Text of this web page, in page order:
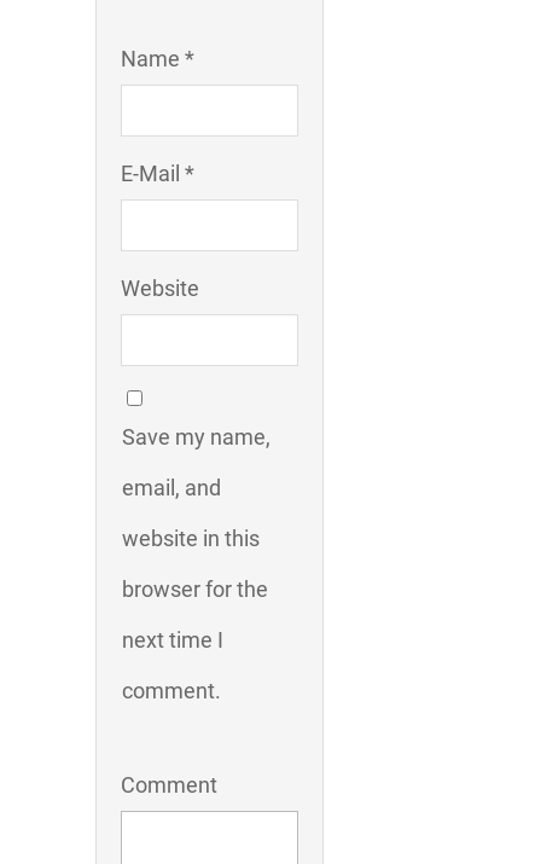
Name *
E-Mail *
Website
Save my name,
email, and
website in this
browser for the
next time I
comment.
Comment